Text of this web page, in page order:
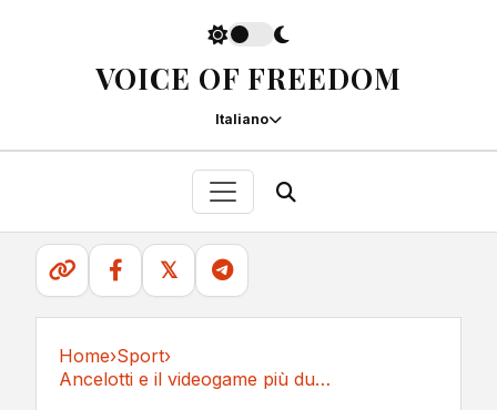
VOICE OF FREEDOM
Italiano
𝕏
Home›Sport›
Ancelotti e il videogame più duro: Haaland lo...